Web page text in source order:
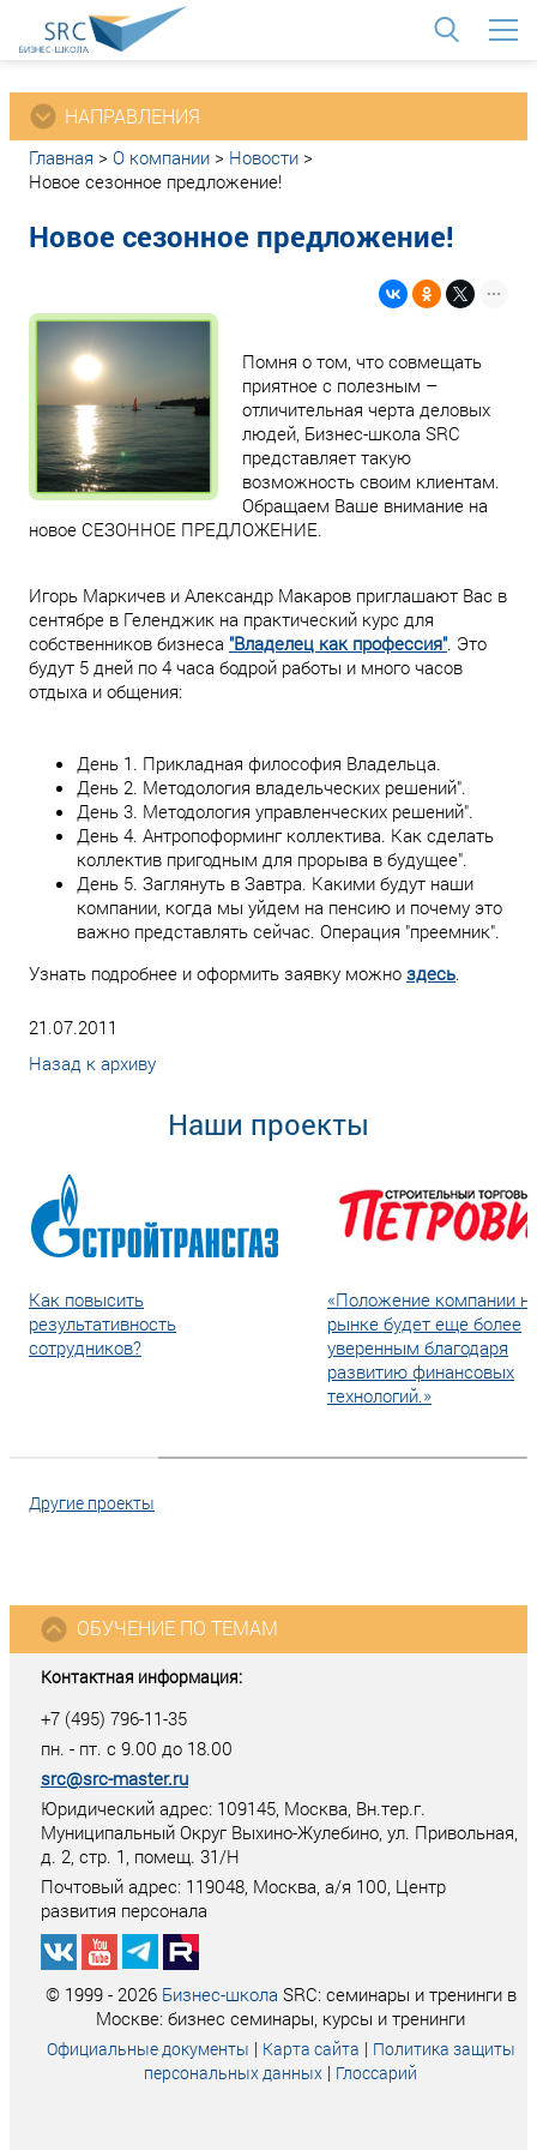
НАПРАВЛЕНИЯ
Главная > О компании > Новости >
Новое сезонное предложение!
Новое сезонное предложение!
Помня о том, что совмещать
приятное с полезным –
отличительная черта деловых
людей, Бизнес-школа SRC
представляет такую
возможность своим клиентам.
Обращаем Ваше внимание на
новое СЕЗОННОЕ ПРЕДЛОЖЕНИЕ.
Игорь Маркичев и Александр Макаров приглашают Вас в
сентябре в Геленджик на практический курс для
собственников бизнеса "Владелец как профессия". Это
будут 5 дней по 4 часа бодрой работы и много часов
отдыха и общения:
День 1. Прикладная философия Владельца.
День 2. Методология владельческих решений".
День 3. Методология управленческих решений".
День 4. Антропоформинг коллектива. Как сделать
коллектив пригодным для прорыва в будущее".
День 5. Заглянуть в Завтра. Какими будут наши
компании, когда мы уйдем на пенсию и почему это
важно представлять сейчас. Операция "преемник".
Узнать подробнее и оформить заявку можно здесь.
21.07.2011
Назад к архиву
Наши проекты
Как повысить
результативность
сотрудников?
«Положение компании
рынке будет еще более
уверенным благодаря
развитию финансовых
технологий.»
Другие проекты
Контактная информация:
+7 (495) 796-11-35
пн. - пт. с 9.00 до 18.00
src@src-master.ru
Юридический адрес: 109145, Москва, Вн.тер.г.
Муниципальный Округ Выхино-Жулебино, ул. Привольная,
д. 2, стр. 1, помещ. 31/Н
Почтовый адрес: 119048, Москва, а/я 100, Центр
развития персонала
ОБУЧЕНИЕ ПО ТЕМАМ
© 1999 - 2026 Бизнес-школа SRC: семинары и тренинги в
Москве: бизнес семинары, курсы и тренинги
Официальные документы | Карта сайта | Политика защиты
персональных данных | Глоссарий